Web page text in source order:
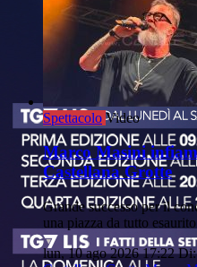
Spettacolo Video
Marco Masini
Castellana Grotte
Grande successo per il
una piazza da tutto esaurito
lun, 10 ago 2026 17:22 Di: